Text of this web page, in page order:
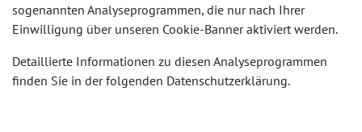
sogenannten Analyseprogrammen, die nur nach Ihrer
Einwilligung über unseren Cookie-Banner aktiviert werden.
Detaillierte Informationen zu diesen Analyseprogrammen
finden Sie in der folgenden Datenschutzerklärung.